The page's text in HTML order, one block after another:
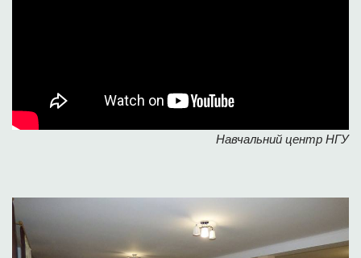
Навчальний центр НГУ